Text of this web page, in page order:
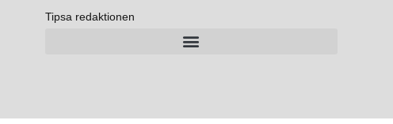
Tipsa redaktionen